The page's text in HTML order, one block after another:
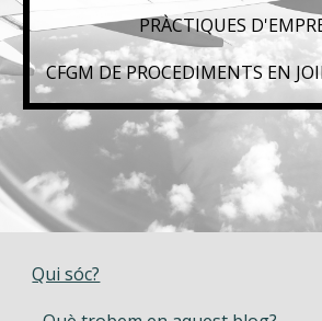
PRÀCTIQUES
CFGM DE PROCEDIMENTS EN
Qui sóc?